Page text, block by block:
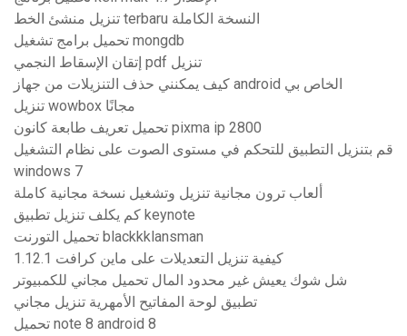
تنزيل منشئ الخط terbaru النسخة الكاملة
تحميل برامج تشغيل mongdb
إتقان الإسقاط النجمي pdf تنزيل
كيف يمكنني حذف التنزيلات من جهاز android الخاص بي
تنزيل wowbox مجانًا
تحميل تعريف طابعة كانون pixma ip 2800
قم بتنزيل التطبيق للتحكم في مستوى الصوت على نظام التشغيل
windows 7
ألعاب ترون مجانية تنزيل وتشغيل نسخة مجانية كاملة
كم يكلف تنزيل تطبيق keynote
تحميل التورنت blackkklansman
كيفية تنزيل التعديلات على ماين كرافت 1.12.1
شل شوك يعيش غير محدود المال تحميل مجاني للكمبيوتر
تطبيق لوحة المفاتيح الأمهرية تنزيل مجاني
تحميل note 8 android 8